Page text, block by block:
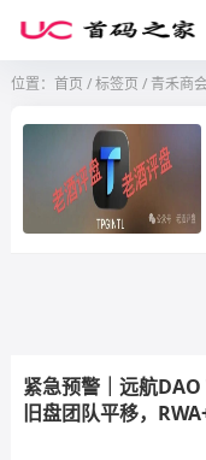
位置： 首页 /标签页 / 青禾商
紧急预警｜远航
旧盘团队平移，